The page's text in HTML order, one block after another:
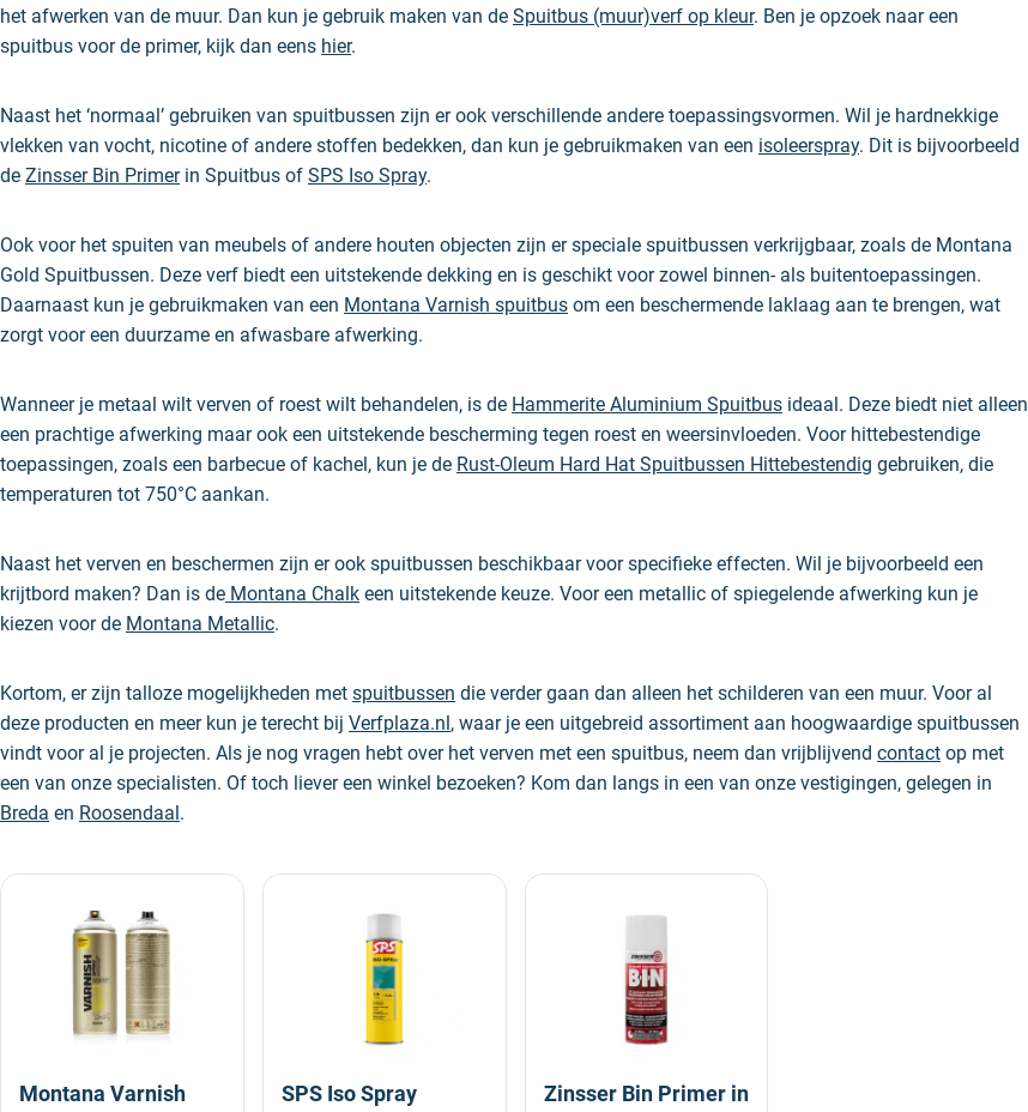
het afwerken van de muur. Dan kun je gebruik maken van de Spuitbus (muur)verf op kleur. Ben je opzoek naar een
spuitbus voor de primer, kijk dan eens hier.
Naast het ‘normaal’ gebruiken van spuitbussen zijn er ook verschillende andere toepassingsvormen. Wil je hardnekkige
vlekken van vocht, nicotine of andere stoffen bedekken, dan kun je gebruikmaken van een isoleerspray. Dit is bijvoorbeeld
de Zinsser Bin Primerin Spuitbus of SPS Iso Spray.
Ook voor het spuiten van meubels of andere houten objecten zijn er speciale spuitbussen verkrijgbaar, zoals de Montana
Gold Spuitbussen. Deze verf biedt een uitstekende dekking en is geschikt voor zowel binnen- als buitentoepassingen.
Daarnaast kun je gebruikmaken van een Montana Varnish spuitbus om een beschermende laklaag aan te brengen, wat
zorgt voor een duurzame en afwasbare afwerking.
Wanneer je metaal wilt verven of roest wilt behandelen, is de Hammerite Aluminium Spuitbus ideaal. Deze biedt niet alleen
een prachtige afwerking maar ook een uitstekende bescherming tegen roest en weersinvloeden. Voor hittebestendige
toepassingen, zoals een barbecue of kachel, kun je de Rust-Oleum Hard Hat Spuitbussen Hittebestendig gebruiken, die
temperaturen tot 750°C aankan.
Naast het verven en beschermen zijn er ook spuitbussen beschikbaar voor specifieke effecten. Wil je bijvoorbeeld een
krijtbord maken? Dan is de Montana Chalk een uitstekende keuze. Voor een metallic of spiegelende afwerking kun je
kiezen voor de Montana Metallic.
Kortom, er zijn talloze mogelijkheden met spuitbussen die verder gaan dan alleen het schilderen van een muur. Voor al
deze producten en meer kun je terecht bij Verfplaza.nl, waar je een uitgebreid assortiment aan hoogwaardige spuitbussen
vindt voor al je projecten. Als je nog vragen hebt over het verven met een spuitbus, neem dan vrijblijvend contact op met
een van onze specialisten. Of toch liever een winkel bezoeken? Kom dan langs in een van onze vestigingen, gelegen in
Breda en Roosendaal.
Montana Varnish
SPS Iso Spray
Zinsser Bin Primer in